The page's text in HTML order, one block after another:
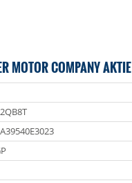
MOTOR COMPANY AKTIE